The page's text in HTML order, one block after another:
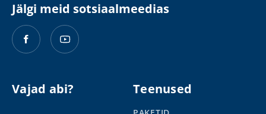
Jälgi meid sotsiaalmeedias
Vajad abi? Teenused